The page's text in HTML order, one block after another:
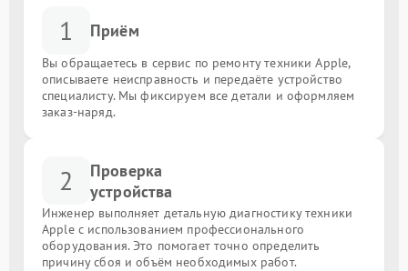
1 Приём
Вы обращаетесь в сервис по ремонту техники Apple,
описываете неисправность и передаёте устройство
специалисту. Мы фиксируем все детали и оформляем
заказ-наряд.
2
Проверка
устройства
Инженер выполняет детальную диагностику техники
Apple с использованием профессионального
оборудования. Это помогает точно определить
причину сбоя и объём необходимых работ.